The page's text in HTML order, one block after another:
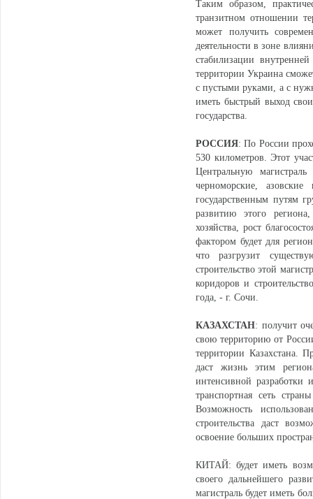
Таким образом,
транзитном отношении
может получить
деятельности в зоне
стабилизации
территории Украина
с пустыми руками, а с
иметь быстрый выход
государства.
РОССИЯ: По России
530 километров. Этот
Центральную
черноморские,
государственным путям
развитию этого
хозяйства, рост
фактором будет для
что разгрузит
строительство этой
коридоров и
года, - г. Сочи.
КАЗАХСТАН: получит
свою территорию от
территории Казахстана.
даст жизнь этим
интенсивной разработки
транспортная сеть
Возможность
строительства даст
освоение больших
КИТАЙ: будет иметь
своего дальнейшего
магистраль будет иметь